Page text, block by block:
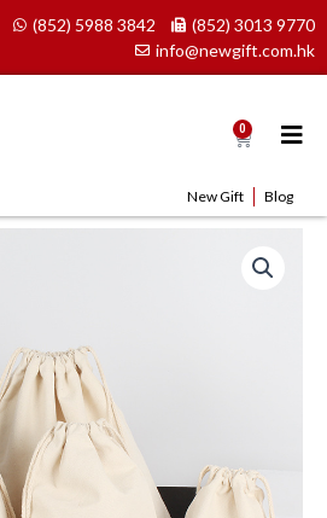
(852) 5988 3842
(852) 3013 9770
info@newgift.com.hk
0 Cart
New Gift Blog